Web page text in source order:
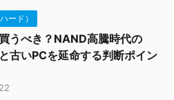
ード）
うべき？NAND高騰時代の
古いPCを延命する判断ポイン